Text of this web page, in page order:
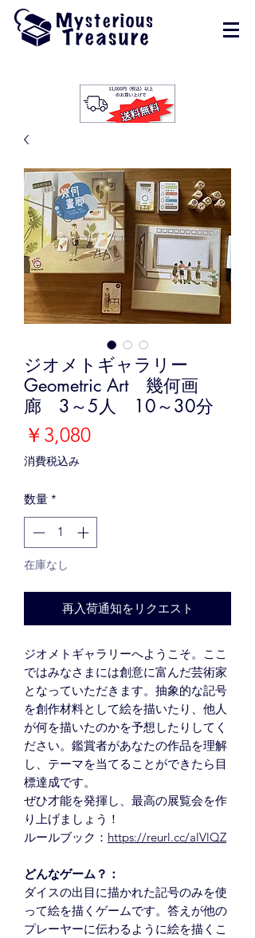
ジオメトギャラリー
Geometric Art 幾何画
廊 3～5人 10～30分
￥3,080価
消費税込み
数量 *
在庫なし
再入荷通知をリクエスト
ジオメトギャラリーへようこそ。ここ
ではみなさまには創意に富んだ芸術家
となっていただきます。抽象的な記号
を創作材料として絵を描いたり、他人
が何を描いたのかを予想したりしてく
ださい。鑑賞者があなたの作品を理解
し、テーマを当てることができたら目
標達成です。
ぜひ才能を発揮し、最高の展覧会を作
り上げましょう！
ルールブック： https://reurl.cc/alVlQZ
どんなゲーム？：
ダイスの出目に描かれた記号のみを使
って絵を描くゲームです。答えが他の
プレーヤーに伝わるように絵を描くこ